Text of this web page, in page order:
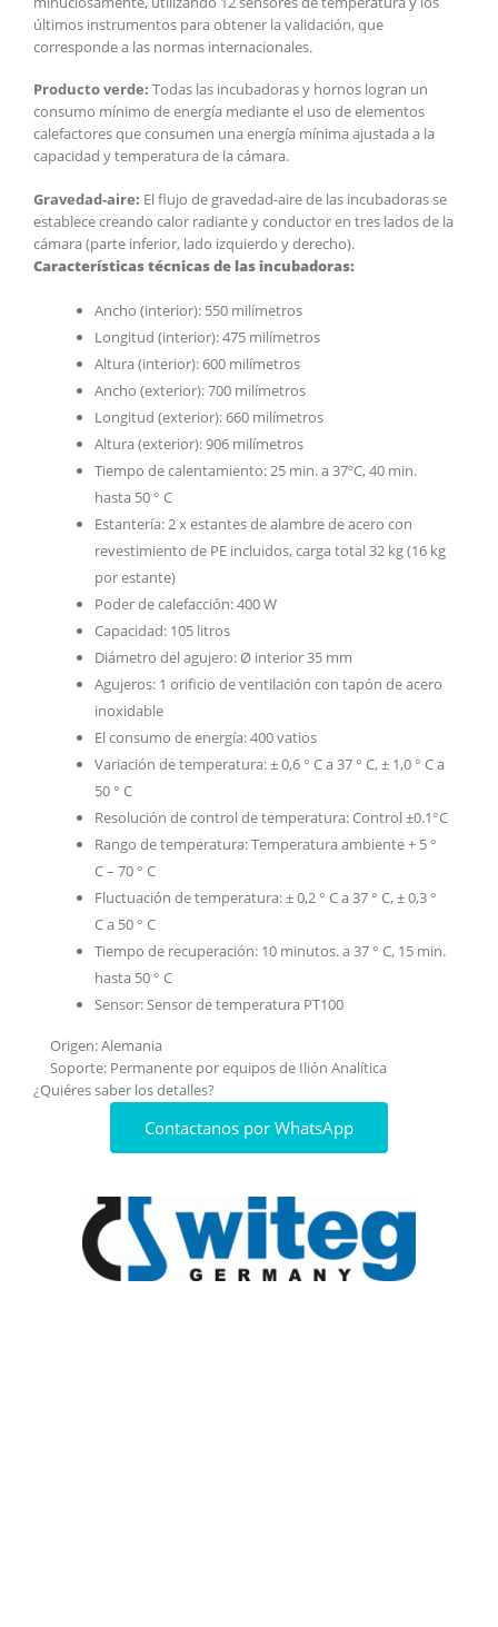
últimos instrumentos para obtener la validación, que
corresponde a las normas internacionales.
Producto verde: Todas las incubadoras y hornos logran un
consumo mínimo de energía mediante el uso de elementos
calefactores que consumen una energía mínima ajustada a la
capacidad y temperatura de la cámara.
Gravedad-aire: El flujo de gravedad-aire de las incubadoras se
establece creando calor radiante y conductor en tres lados de la
cámara (parte inferior, lado izquierdo y derecho).
Características técnicas de las incubadoras:
Ancho (interior): 550 milímetros
Longitud (interior): 475 milímetros
Altura (interior): 600 milímetros
Ancho (exterior): 700 milímetros
Longitud (exterior): 660 milímetros
Altura (exterior): 906 milímetros
Tiempo de calentamiento: 25 min. a 37ºC, 40 min.
hasta 50 ° C
Estantería: 2 x estantes de alambre de acero con
revestimiento de PE incluidos, carga total 32 kg (16 kg
por estante)
Poder de calefacción: 400 W
Capacidad: 105 litros
Diámetro del agujero: Ø interior 35 mm
Agujeros: 1 orificio de ventilación con tapón de acero
inoxidable
El consumo de energía: 400 vatios
Variación de temperatura: ± 0,6 ° C a 37 ° C, ± 1,0 ° C a
50 ° C
Resolución de control de temperatura: Control ±0.1°C
Rango de temperatura: Temperatura ambiente + 5 °
C – 70 ° C
Fluctuación de temperatura: ± 0,2 ° C a 37 ° C, ± 0,3 °
C a 50 ° C
Tiempo de recuperación: 10 minutos. a 37 ° C, 15 min.
hasta 50 ° C
Sensor: Sensor de temperatura PT100
Origen: Alemania
Soporte: Permanente por equipos de Ilión Analítica
¿Quiéres saber los detalles?
Contactanos por WhatsApp